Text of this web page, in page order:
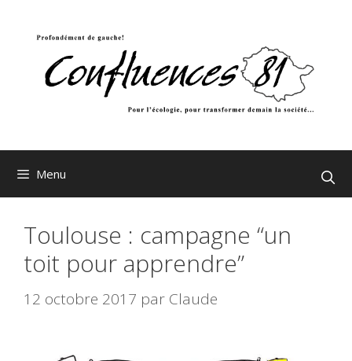
Menu
Toulouse : campagne “un
toit pour apprendre”
12 octobre 2017 par Claude